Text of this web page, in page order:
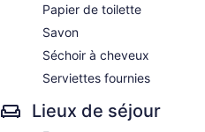
Papier de toilette
Savon
Séchoir à cheveux
Serviettes fournies
Lieux de séjour